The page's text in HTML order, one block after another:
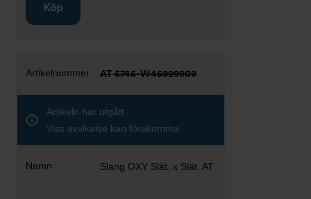
Köp
AT 5745-W45999909
Artikeln har utgått
Viss avvikelse kan förekomma
Slang OXY Slät. x Slät. AT